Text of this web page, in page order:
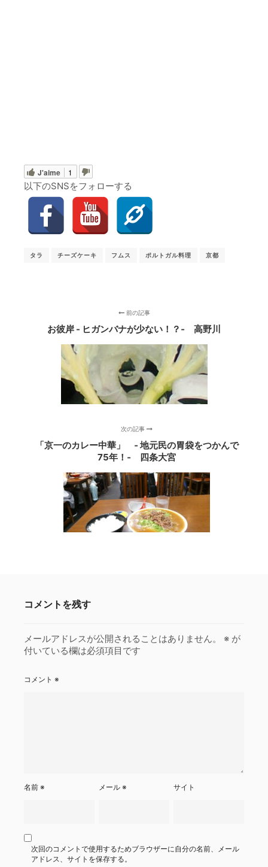
J'aime 1
以下のSNSをフォローする
タラ チーズケーキ フムス ポルトガル料理 京都
前の記事
お彼岸 - ヒガンバナが少ない！？‐ 高野川
次の記事
「京一のカレー中華」 ‐ 地元民の胃袋をつかんで
75年！‐ 四条大宮
コメントを残す
メールアドレスが公開されることはありません。 ※ が
付いている欄は必須項目です
コメント ※
名前 ※ メール※ サイト
次回のコメントで使用するためブラウザーに自分の名前、メール
アドレス、サイトを保存する。